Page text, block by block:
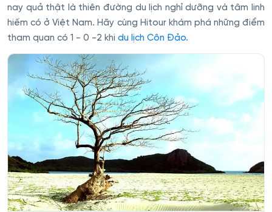
nay quả thật là thiên đường du lịch nghỉ dưỡng và tâm linh
hiếm có ở Việt Nam. Hãy cùng Hitour khám phá những điểm
tham quan có 1 - 0 -2 khi du lịch Côn Đảo.